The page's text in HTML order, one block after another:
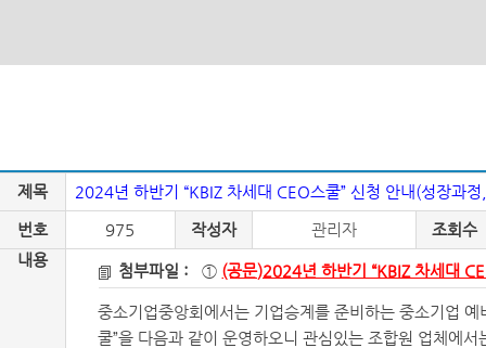
제목 2024년 하반기 “KBIZ 차세대 CEO스쿨” 신청 안내(성장과
번호 975 작성자 관리자
조회수
내용
첨부파일 : ① (공문)2024년 하반기 “KBIZ 차세대
중소기업중앙회에서는 기업승계를 준비하는 중소기업
쿨”을 다음과 같이 운영하오니 관심있는 조합원 업체에